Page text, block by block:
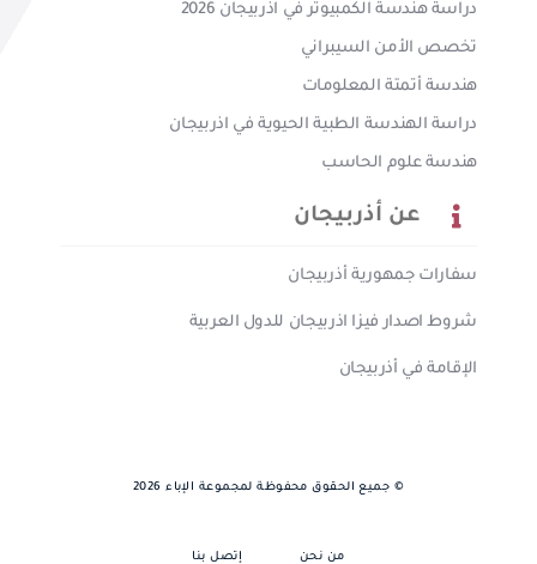
دراسة هندسة الكمبيوتر في اذربيجان 2026
تخصص الأمن السيبراني
هندسة أتمتة المعلومات
دراسة الهندسة الطبية الحيوية في اذربيجان
هندسة علوم الحاسب
عن أذربيجان
سفارات جمهورية أذربيجان
شروط اصدار فيزا اذربيجان للدول العربية
الإقامة في أذربيجان
© جميع الحقوق محفوظة لمجموعة الإباء 2026
من نحن إتصل بنا